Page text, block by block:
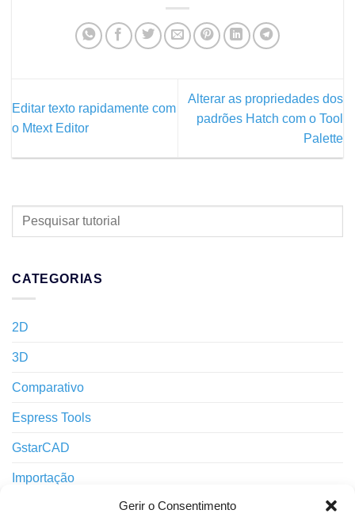
Gerir o Consentimento
PESQUISAR
TUTORIAL
CATEGORIAS
2D
3D
Comparativo
Espress Tools
GstarCAD
Importação
Editar texto rapidamente com
o Mtext Editor
Alterar as propriedades dos
padrões Hatch com o Tool
Palette